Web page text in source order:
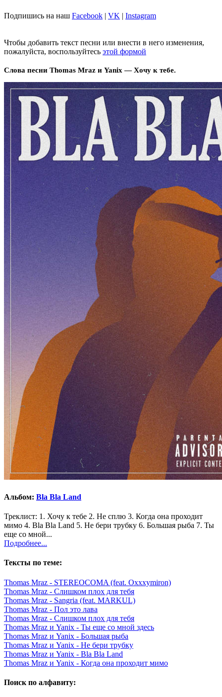
Подпишись на наш Facebook | VK | Instagram
Чтобы добавить текст песни или внести в него изменения,
пожалуйста, воспользуйтесь этой формой
Слова песни Thomas Mraz и Yanix — Хочу к тебе.
Альбом: Bla Bla Land
Треклист: 1. Хочу к тебе 2. Не сплю 3. Когда она проходит
мимо 4. Bla Bla Land 5. Не бери трубку 6. Большая рыба 7. Ты
еще со мной...
Подробнее...
Тексты по теме:
Thomas Mraz - STEREOCOMA (feat. Oxxxymiron)
Thomas Mraz - Слишком плох для тебя
Thomas Mraz - Sangria (feat. MARKUL)
Thomas Mraz - Пол это лава
Thomas Mraz - Слишком плох для тебя
Thomas Mraz и Yanix - Ты еще со мной здесь
Thomas Mraz и Yanix - Большая рыба
Thomas Mraz и Yanix - Не бери трубку
Thomas Mraz и Yanix - Bla Bla Land
Thomas Mraz и Yanix - Когда она проходит мимо
Поиск по алфавиту: